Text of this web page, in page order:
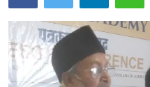
शहर
ताजी बातमी
आरोग्य